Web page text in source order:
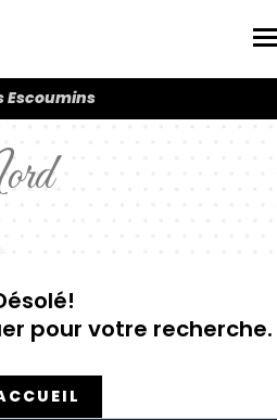
Escoumins
pour votre recherche.